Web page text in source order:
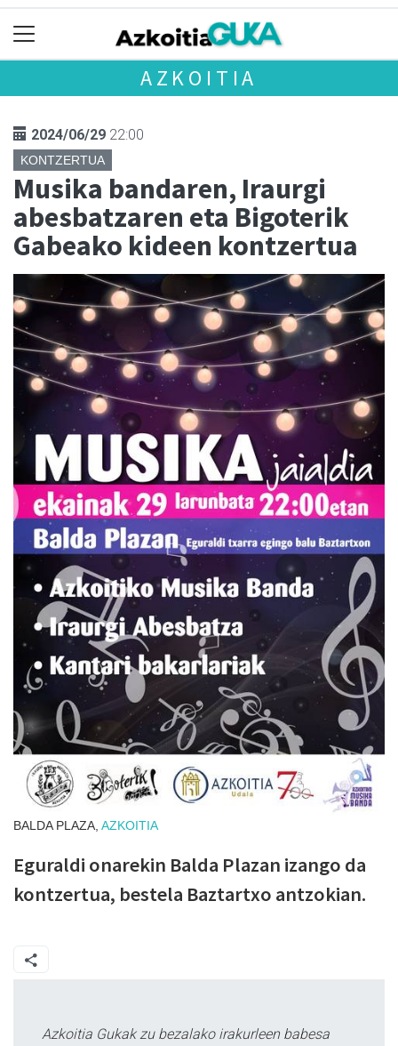
AZKOITIA
2024/06/29 22:00
KONTZERTUA
Musika bandaren, Iraurgi
abesbatzaren eta Bigoterik
Gabeako kideen kontzertua
BALDA PLAZA, AZKOITIA
Eguraldi onarekin Balda Plazan izango da
kontzertua, bestela Baztartxo antzokian.
Azkoitia Gukak zu bezalako irakurleen babesa